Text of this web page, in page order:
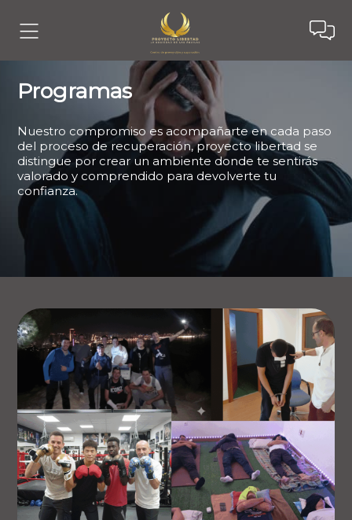
Programas
Nuestro compromiso es acompañarte en cada paso
del proceso de recuperación, proyecto libertad se
distingue por crear un ambiente donde te sentirás
valorado y comprendido para devolverte tu
confianza.